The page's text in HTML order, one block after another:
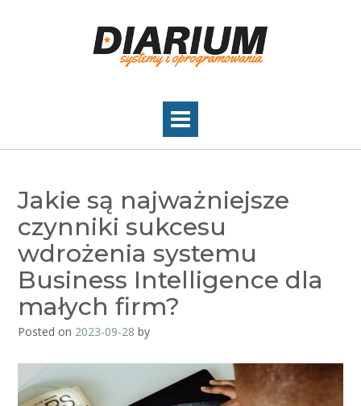
Jakie są najważniejsze
czynniki sukcesu
wdrożenia systemu
Business Intelligence dla
małych firm?
Posted on 2023-09-28 by